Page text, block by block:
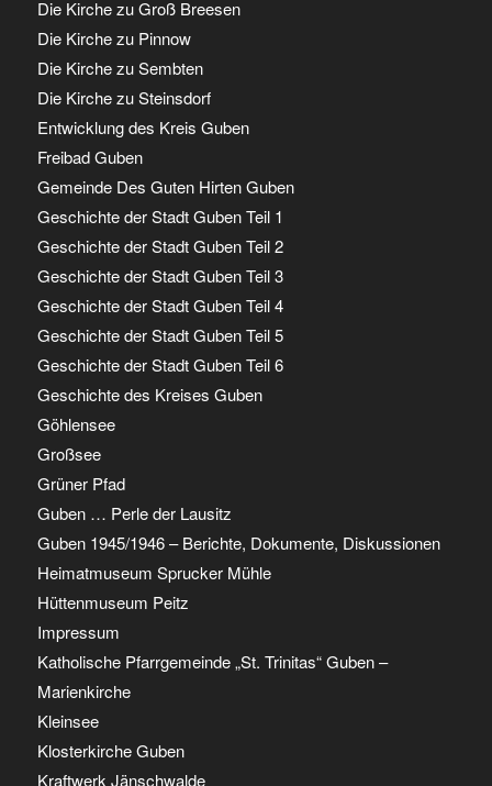
Die Kirche zu Groß Breesen
Die Kirche zu Pinnow
Die Kirche zu Sembten
Die Kirche zu Steinsdorf
Entwicklung des Kreis Guben
Freibad Guben
Gemeinde Des Guten Hirten Guben
Geschichte der Stadt Guben Teil 1
Geschichte der Stadt Guben Teil 2
Geschichte der Stadt Guben Teil 3
Geschichte der Stadt Guben Teil 4
Geschichte der Stadt Guben Teil 5
Geschichte der Stadt Guben Teil 6
Geschichte des Kreises Guben
Göhlensee
Großsee
Grüner Pfad
Guben … Perle der Lausitz
Guben 1945/1946 – Berichte, Dokumente, Diskussionen
Heimatmuseum Sprucker Mühle
Hüttenmuseum Peitz
Impressum
Katholische Pfarrgemeinde „St. Trinitas“ Guben –
Marienkirche
Kleinsee
Klosterkirche Guben
Kraftwerk Jänschwalde